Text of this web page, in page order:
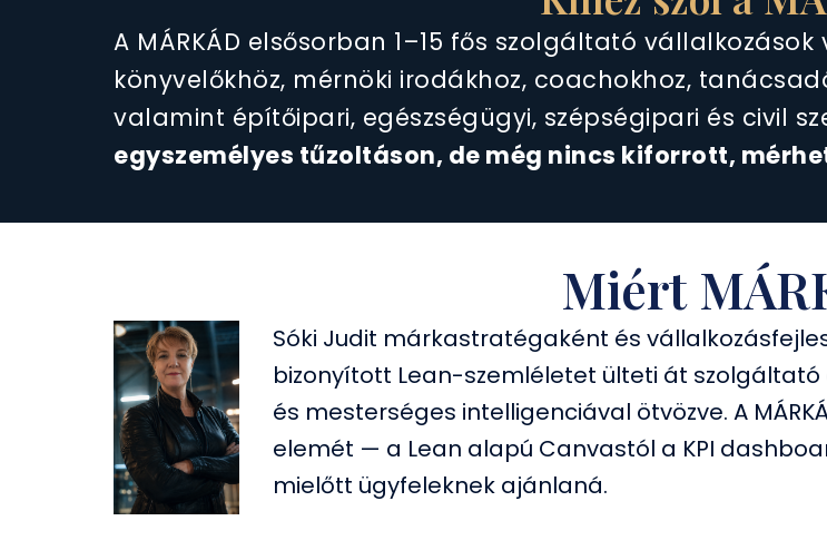
A MÁRKÁD elsősorban 1–15 fős szolgáltató
könyvelőkhöz, mérnöki irodákhoz, coachokhoz,
valamint építőipari, egészségügyi, szépségipari és civil
egyszemélyes tűzoltáson, de még nincs kiforrott,
Miért
Sóki Judit márkastratégaként és
bizonyított Lean-szemléletet ülteti át
és mesterséges intelligenciával ötvözve. A
elemét — a Lean alapú Canvastól a KPI
mielőtt ügyfeleknek ajánlaná.